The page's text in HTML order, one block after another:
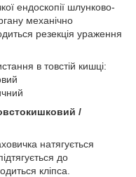
ендоскопії шлунково-
механічно
резекція ураження
в товстій кишці:
/
натягується
до
кліпса.